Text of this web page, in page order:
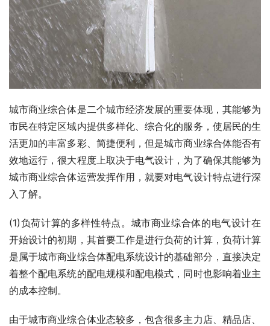
城市商业综合体是二个城市经济发展的重要体现，其能够为
市民在特定区域内提供多样化、综合化的服务，使居民的生
活更加的丰富多彩、简捷便利，但是城市商业综合体能否有
效地运行，很大程度上取决于电气设计，为了确保其能够为
城市商业综合体运营发挥作用，就要对电气设计特点进行深
入了解。
(1)负荷计算的多样性特点。城市商业综合体的电气设计在
开始设计的初期，其首要工作是进行负荷的计算，负荷计算
是属于城市商业综合体配电系统设计的基础部分，直接决定
着整个配电系统的配电规模和配电模式，同时也影响着业主
的成本控制。
由于城市商业综合体业态较多，包含很多主力店、精品店、